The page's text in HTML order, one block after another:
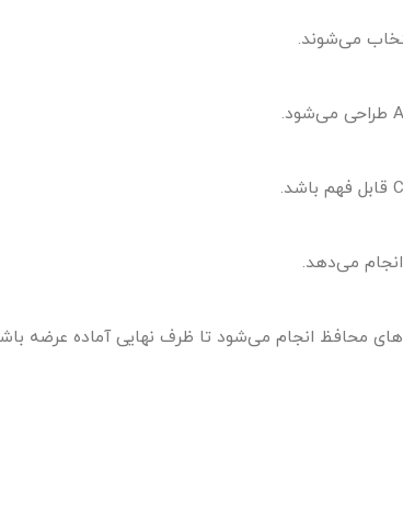
می‌شوند.
محافظ انجام می‌شود تا ظرف نهایی آماده عرضه